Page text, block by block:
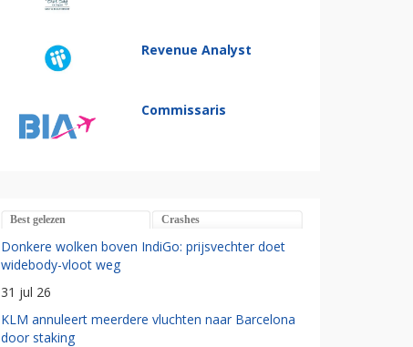
Revenue Analyst
Commissaris
Best gelezen Crashes
Donkere wolken boven IndiGo: prijsvechter doet
widebody-vloot weg
31 jul 26
KLM annuleert meerdere vluchten naar Barcelona
door staking